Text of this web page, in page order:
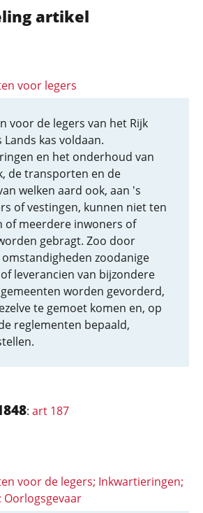
artikel
voor legers
voor de legers van het Rijk
kas voldaan.
en het onderhoud van
de transporten en de
welken aard ook, aan 's
of vestingen, kunnen niet ten
of meerdere inwoners of
gebragt. Zoo door
zoodanige
leverancien van bijzondere
worden gevorderd,
te gemoet komen en, op
reglementen bepaald,
: art 187
voor de legers; Inkwartieringen;